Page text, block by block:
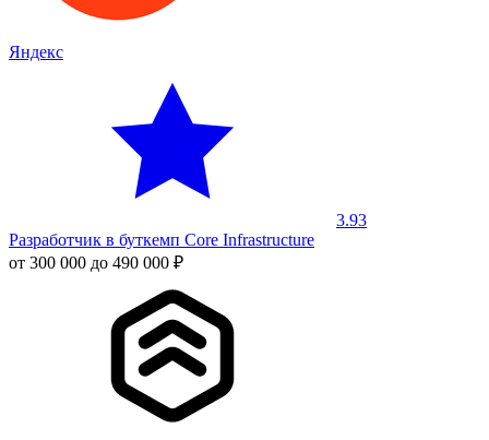
Яндекс
3.93
Разработчик в буткемп Core Infrastructure
от 300 000 до 490 000 ₽